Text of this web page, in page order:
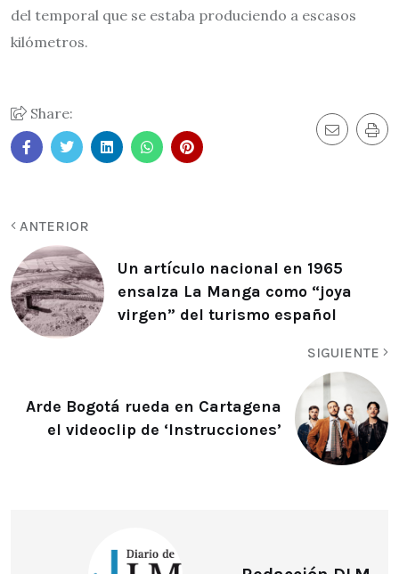
del temporal que se estaba produciendo a escasos
kilómetros.
Share:
ANTERIOR
Un artículo nacional en 1965
ensalza La Manga como “joya
virgen” del turismo español
SIGUIENTE
Arde Bogotá rueda en Cartagena
el videoclip de ‘Instrucciones’